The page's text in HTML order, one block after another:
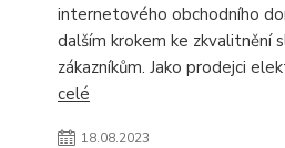
internetového obchodního
dalším krokem ke zkvalitnění
zákazníkům. Jako prodejci
celé
18.08.2023